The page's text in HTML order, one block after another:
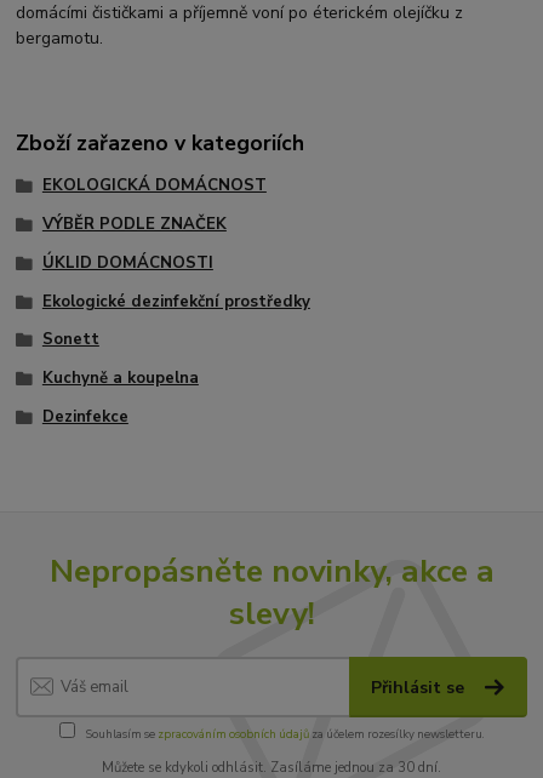
domácími čističkami a příjemně voní po éterickém olejíčku z
bergamotu.
Zboží zařazeno v kategoriích
EKOLOGICKÁ DOMÁCNOST
VÝBĚR PODLE ZNAČEK
ÚKLID DOMÁCNOSTI
Ekologické dezinfekční prostředky
Sonett
Kuchyně a koupelna
Dezinfekce
Nepropásněte novinky, akce a
slevy!
Přihlásit se
Souhlasím se zpracováním osobních údajůza účelem rozesílky newsletteru.
Můžete se kdykoli odhlásit. Zasíláme jednou za 30 dní.